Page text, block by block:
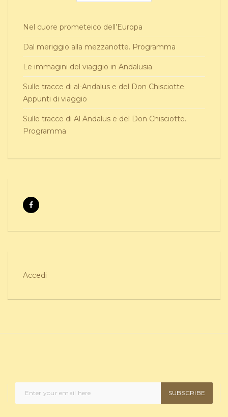
Nel cuore prometeico dell’Europa
Dal meriggio alla mezzanotte. Programma
Le immagini del viaggio in Andalusia
Sulle tracce di al-Andalus e del Don Chisciotte.
Appunti di viaggio
Sulle tracce di Al Andalus e del Don Chisciotte.
Programma
Accedi
SUBSCRIBE